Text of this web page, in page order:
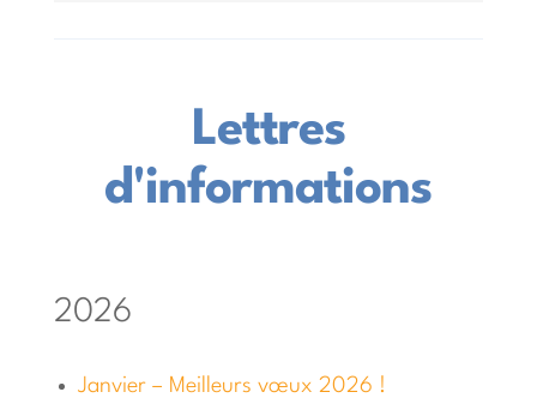
Lettres
d'informations
2026
Janvier – Meilleurs vœux 2026 !